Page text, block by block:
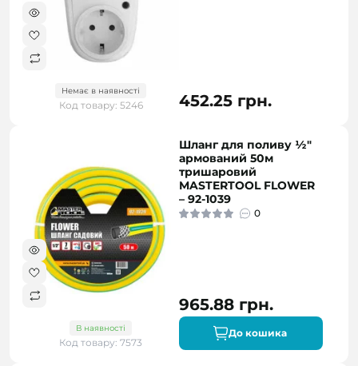
Немає в наявності
Код товару: 5246 452.25 грн.
В наявності
Код товару: 7573
Шланг для поливу ½"
армований 50м
тришаровий
MASTERTOOL FLOWER
– 92-1039
0
965.88 грн.
До кошика